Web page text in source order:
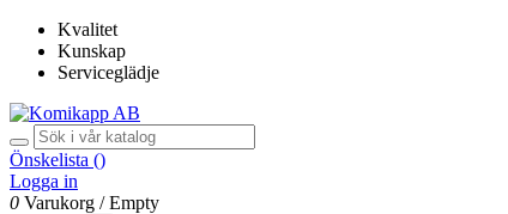
Kvalitet
Kunskap
Serviceglädje
Önskelista ()
Logga in
0 Varukorg /Empty